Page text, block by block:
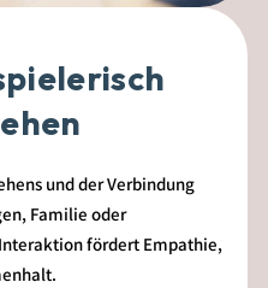
und der Verbindung
Familie oder
fördert Empathie,